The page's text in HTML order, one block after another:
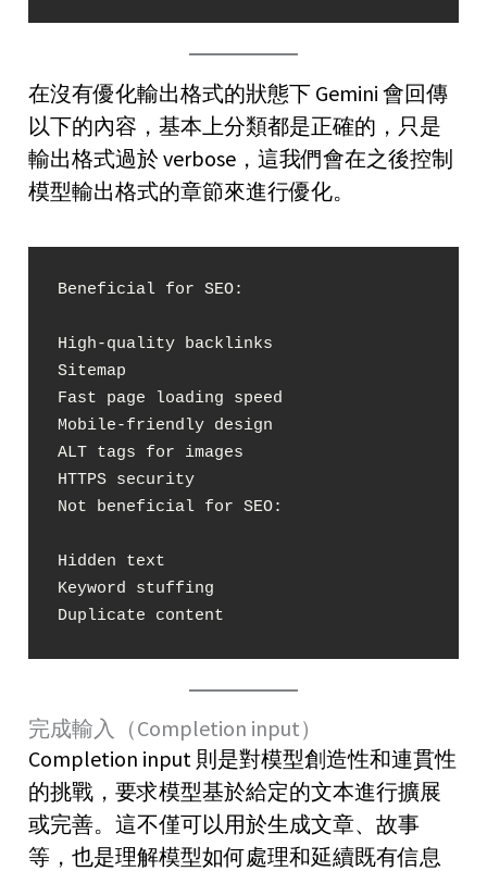
在沒有優化輸出格式的狀態下 Gemini 會回傳
以下的內容，基本上分類都是正確的，只是
輸出格式過於 verbose，這我們會在之後控制
模型輸出格式的章節來進行優化。
Beneficial for SEO:
High-quality backlinks
Sitemap
Fast page loading speed
Mobile-friendly design
ALT tags for images
HTTPS security
Not beneficial for SEO:
Hidden text
Keyword stuffing
Duplicate content
完成輸入（Completion input）
Completion input 則是對模型創造性和連貫性
的挑戰，要求模型基於給定的文本進行擴展
或完善。這不僅可以用於生成文章、故事
等，也是理解模型如何處理和延續既有信息